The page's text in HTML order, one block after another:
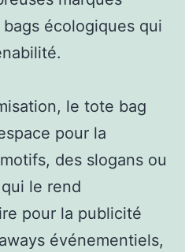
écologiques qui
le tote bag
pour la
des slogans ou
le rend
pour la publicité
événementiels,